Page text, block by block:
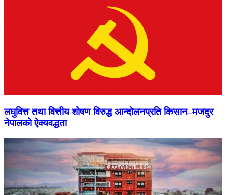
लघुवित्त तथा वित्तीय शोषण विरुद्ध आन्दोलनप्रति किसान–मजदुर
नेपालको ऐक्यवद्धता